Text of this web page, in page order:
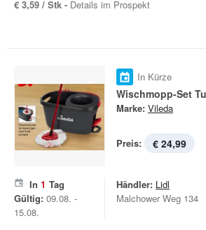
€ 3,59 / Stk - Details im Prospekt
In Kürze
Wischmopp-Set
Marke: Vileda
Preis: € 24,99
In 1 Tag
Gültig: 09.08. -
15.08.
Händler: Lidl
Malchower Weg 134